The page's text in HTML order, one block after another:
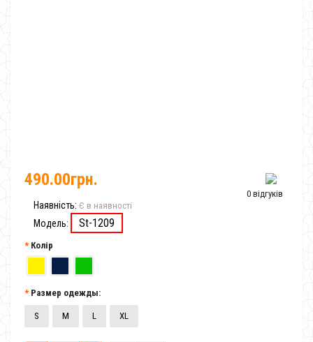
0 відгуків
490.00грн.
Наявність: Є в наявності
Модель: St-1209
Колір
Размер одежды:
S M L XL